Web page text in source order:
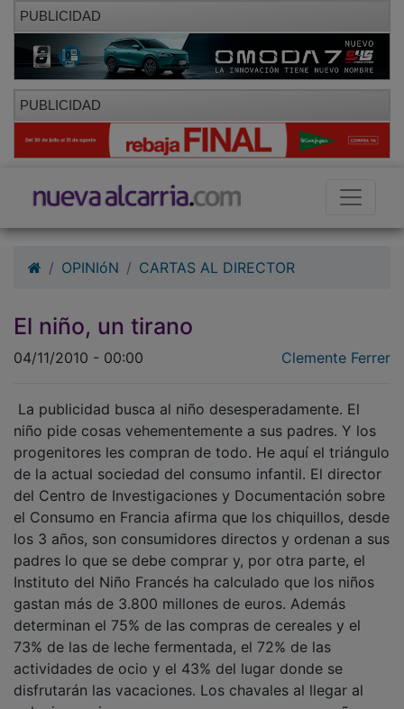
PUBLICIDAD
PUBLICIDAD
El niño, un tirano
04/11/2010 - 00:00
niño pide cosas vehementemente a sus padres. Y los
progenitores les compran de todo. He aquí el triángulo
de la actual sociedad del consumo infantil. El director
del Centro de Investigaciones y Documentación sobre
el Consumo en Francia afirma que los chiquillos, desde
los 3 años, son consumidores directos y ordenan a sus
padres lo que se debe comprar y, por otra parte, el
Instituto del Niño Francés ha calculado que los niños
gastan más de 3.800 millones de euros. Además
determinan el 75% de las compras de cereales y el
73% de las de leche fermentada, el 72% de las
actividades de ocio y el 43% del lugar donde se
disfrutarán las vacaciones. Los chavales al llegar al
colegio empiezan a compararse con sus compañeros